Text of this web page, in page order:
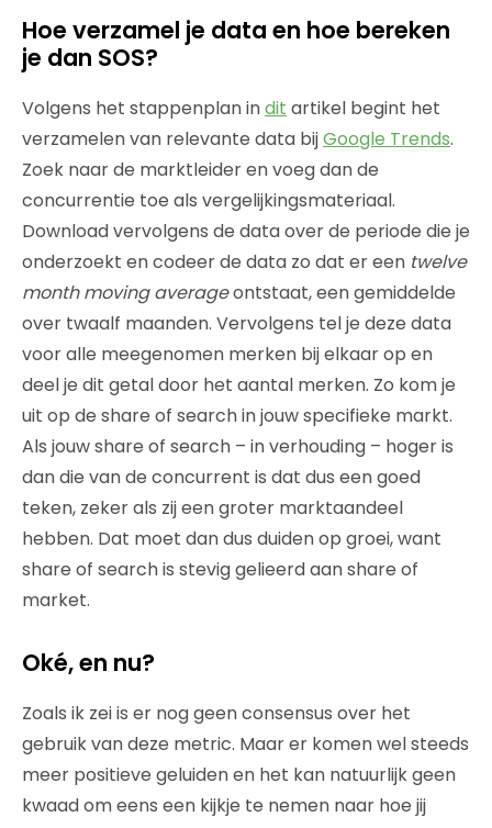
Hoe verzamel je data en hoe bereken
je dan SOS?
Volgens het stappenplan indit artikel begint het
verzamelen van relevante data bijGoogle Trends.
Zoek naar de marktleider en voeg dan de
concurrentie toe als vergelijkingsmateriaal.
Download vervolgens de data over de periode die je
onderzoekt en codeer de data zo dat er een twelve
month moving averageontstaat, een gemiddelde
over twaalf maanden. Vervolgens tel je deze data
voor alle meegenomen merken bij elkaar op en
deel je dit getal door het aantal merken. Zo kom je
uit op de share of search in jouw specifieke markt.
Als jouw share of search – in verhouding – hoger is
dan die van de concurrent is dat dus een goed
teken, zeker als zij een groter marktaandeel
hebben. Dat moet dan dus duiden op groei, want
share of search is stevig gelieerd aan share of
market.
Oké, en nu?
Zoals ik zei is er nog geen consensus over het
gebruik van deze metric. Maar er komen wel steeds
meer positieve geluiden en het kan natuurlijk geen
kwaad om eens een kijkje te nemen naar hoe jij